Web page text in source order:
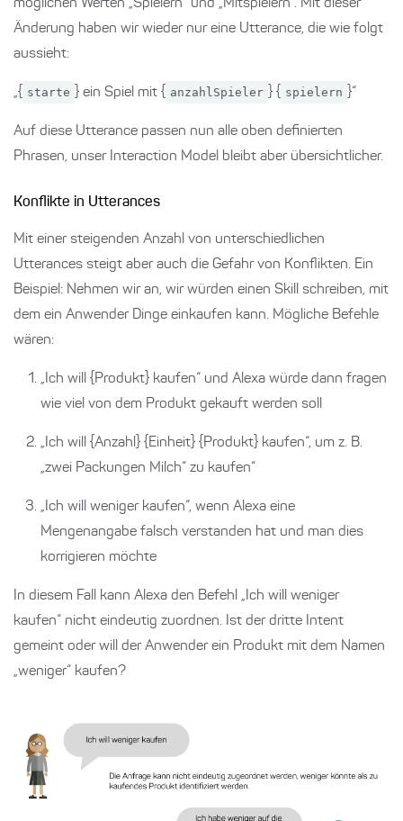
möglichen Werten „Spielern“ und „Mitspielern“. Mit dieser
Änderung haben wir wieder nur eine Utterance, die wie folgt
aussieht:
„{ starte } ein Spiel mit { anzahlSpieler } { spielern }“
Auf diese Utterance passen nun alle oben definierten
Phrasen, unser Interaction Model bleibt aber übersichtlicher.
Konflikte in Utterances
Mit einer steigenden Anzahl von unterschiedlichen
Utterances steigt aber auch die Gefahr von Konflikten. Ein
Beispiel: Nehmen wir an, wir würden einen Skill schreiben, mit
dem ein Anwender Dinge einkaufen kann. Mögliche Befehle
wären:
„Ich will {Produkt} kaufen“ und Alexa würde dann fragen
wie viel von dem Produkt gekauft werden soll
„Ich will {Anzahl} {Einheit} {Produkt} kaufen“, um z. B.
„zwei Packungen Milch“ zu kaufen“
„Ich will weniger kaufen“, wenn Alexa eine
Mengenangabe falsch verstanden hat und man dies
korrigieren möchte
In diesem Fall kann Alexa den Befehl „Ich will weniger
kaufen“ nicht eindeutig zuordnen. Ist der dritte Intent
gemeint oder will der Anwender ein Produkt mit dem Namen
„weniger“ kaufen?